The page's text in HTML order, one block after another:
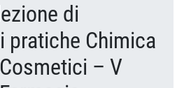
di
pratiche Chimica
– V